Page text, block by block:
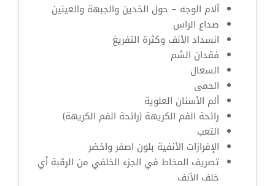
آلام الوجه – حول الخدين والجبهة والعينين
صداع الراس
انسداد الأنف وكثرة التفريغ
فقدان الشم
السعال
الحمى
ألم الأسنان العلوية
رائحة الفم الكريهة (رائحة الفم الكريهة)
التعب
الإفرازات الأنفية بلون اصفر واخضر
تصريف المخاط في الجزء الخلفي من الرقبة أي
خلف الأنف